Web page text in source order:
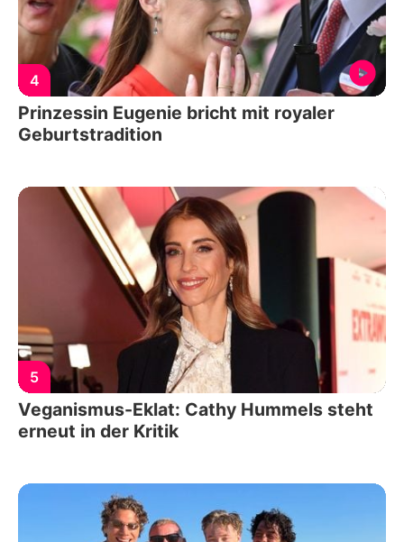
4
Prinzessin Eugenie bricht mit royaler
Geburtstradition
5
Veganismus-Eklat: Cathy Hummels steht
erneut in der Kritik